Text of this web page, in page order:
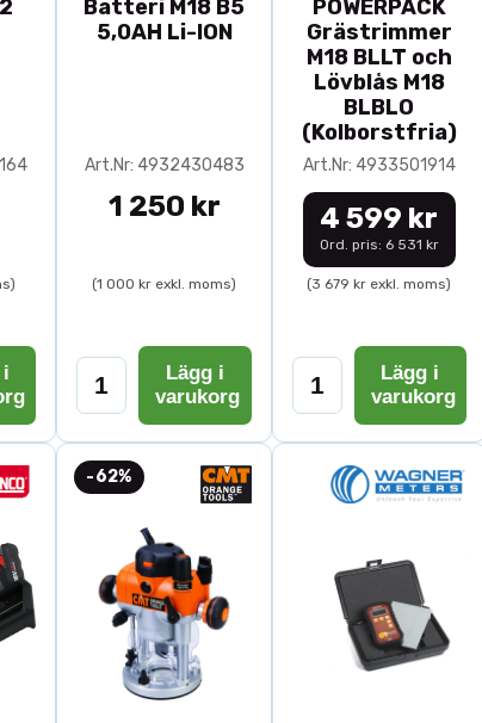
i
Batteri M18 B5
5,0AH Li-ION
Art.Nr: 4932430483
1 250 kr
(1 000 kr exkl. moms)
Lägg i
varukorg
POWERPACK
Grästrimmer
M18 BLLT och
Lövblås M18
BLBLO
(Kolborstfria)
Art.Nr: 4933501914
4 599 kr
Ord. pris: 6 531 kr
(3 679 kr exkl. moms)
Lägg i
varukorg
-62%